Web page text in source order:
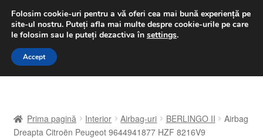
LIVRARE de la 33 lei
luni-vineri 9 a.m. - 4 p.m.031 229 6816
Sari
Sari
A lua legatura
Prima pagină Interior Airbag-uri BERLINGO II
Airbag
Dreapta Citroën Peugeot 9644941877 HZF 8216V9
Folosim cookie-uri pentru a vă oferi cea mai bună experiență pe
site-ul nostru. Puteți afla mai multe despre cookie-urile pe care
le folosim sau le puteți dezactiva în settings.
Accept